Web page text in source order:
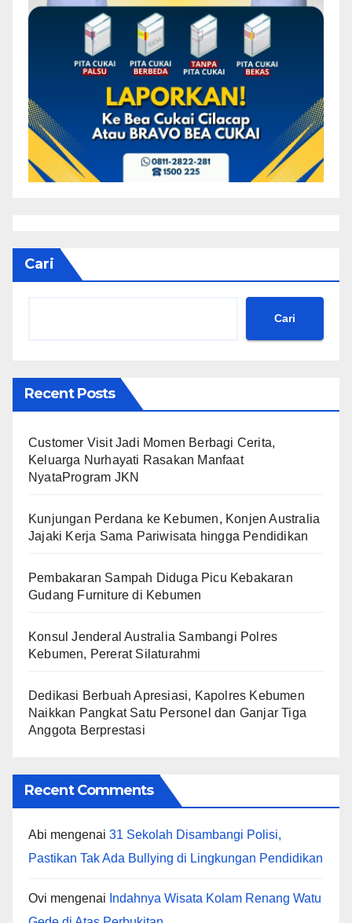
Cari
Cari
Recent Posts
Customer Visit Jadi Momen Berbagi Cerita,
Keluarga Nurhayati Rasakan Manfaat
NyataProgram JKN
Kunjungan Perdana ke Kebumen, Konjen Australia
Jajaki Kerja Sama Pariwisata hingga Pendidikan
Pembakaran Sampah Diduga Picu Kebakaran
Gudang Furniture di Kebumen
Konsul Jenderal Australia Sambangi Polres
Kebumen, Pererat Silaturahmi
Dedikasi Berbuah Apresiasi, Kapolres Kebumen
Naikkan Pangkat Satu Personel dan Ganjar Tiga
Anggota Berprestasi
Recent Comments
Abi mengenai 31 Sekolah Disambangi Polisi,
Pastikan Tak Ada Bullying di Lingkungan Pendidikan
Ovi mengenai Indahnya Wisata Kolam Renang Watu